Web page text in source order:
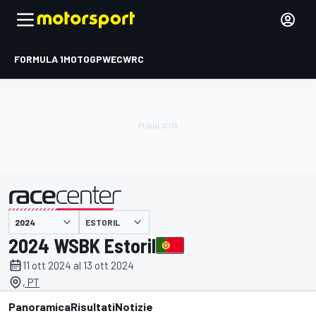
FORMULA 1MOTOGPWECWRC
presentato da ESTORIL
2024 WSBK Estoril
11 ott 2024 al 13 ott 2024
, PT
PanoramicaRisultatiNotizie